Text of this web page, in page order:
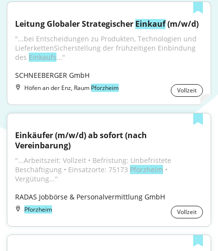
Leitung Globaler Strategischer Einkauf (m/w/d)
"...bei Entscheidungen zu Produkten, Technologien und
LieferkettenSicherstellung der frühzeitigen Einbindung
des Einkaufs..."
SCHNEEBERGER GmbH
Höfen an der Enz, Raum Pforzheim Vollzeit
Einkäufer (m/w/d) ab sofort (nach
Vereinbarung)
"...Arbeitszeit: Vollzeit • Befristung: Unbefristete
Beschäftigung • Einsatzorte: 75173 Pforzheim •
Vergütung..."
RADAS Jobbörse & Personalvermittlung GmbH
Pforzheim Vollzeit